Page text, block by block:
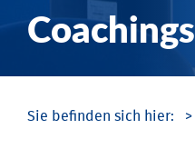
Coachings